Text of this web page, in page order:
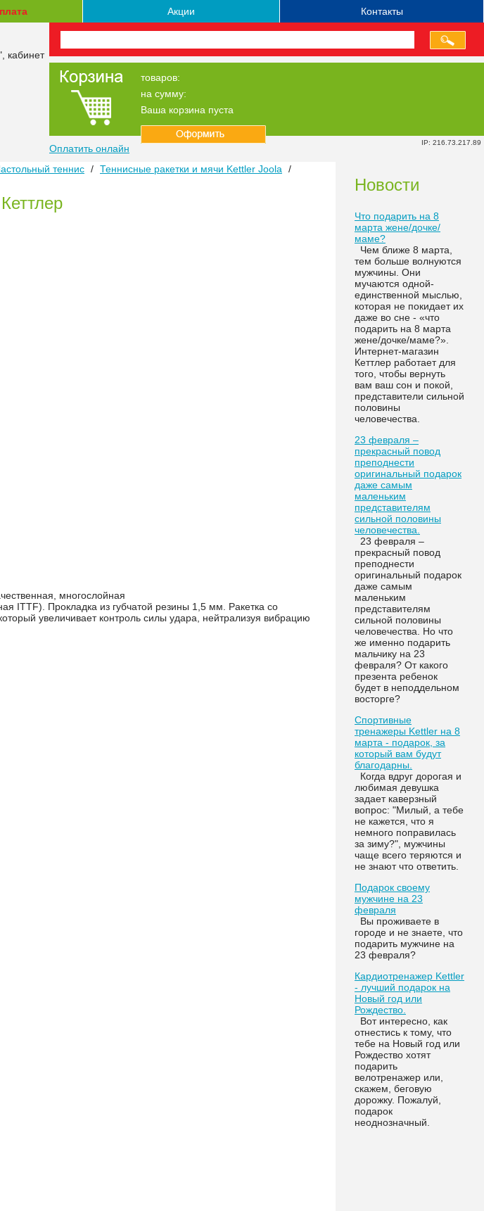
IP: 216.73.217.89
Акции Контакты
кабинет
товаров:
на сумму:
Ваша корзина пуста
Оплатить онлайн
теннис / Теннисные ракетки и мячи Kettler Joola
/
многослойная
ITTF). Прокладка из губчатой резины 1,5 мм. Ракетка со
увеличивает контроль силы удара, нейтрализуя вибрацию
Новости
Что подарить на 8
марта жене/дочке/
маме?
Чем ближе 8 марта,
тем больше волнуются
мужчины. Они
мучаются одной-
единственной мыслью,
которая не покидает их
даже во сне - «что
подарить на 8 марта
жене/дочке/маме?».
Интернет-магазин
Кеттлер работает для
того, чтобы вернуть
вам ваш сон и покой,
представители сильной
половины
человечества.
23 февраля –
прекрасный повод
преподнести
оригинальный подарок
даже самым
маленьким
представителям
сильной половины
человечества.
23 февраля –
прекрасный повод
преподнести
оригинальный подарок
даже самым
маленьким
представителям
сильной половины
человечества. Но что
же именно подарить
мальчику на 23
февраля? От какого
презента ребенок
будет в неподдельном
восторге?
Спортивные
тренажеры Kettler на 8
марта - подарок, за
который вам будут
благодарны.
Когда вдруг дорогая и
любимая девушка
задает каверзный
вопрос: "Милый, а тебе
не кажется, что я
немного поправилась
за зиму?", мужчины
чаще всего теряются и
не знают что ответить.
Подарок своему
мужчине на 23
февраля
Вы проживаете в
городе и не знаете, что
подарить мужчине на
23 февраля?
Кардиотренажер Kettler
- лучший подарок на
Новый год или
Рождество.
Вот интересно, как
отнестись к тому, что
тебе на Новый год или
Рождество хотят
подарить
велотренажер или,
скажем, беговую
дорожку. Пожалуй,
подарок
неоднозначный.